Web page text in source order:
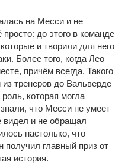
на Месси и не
до этого в команде
и творили для него
Более того, когда Лео
причём всегда. Такого
тренеров до Вальверде
которая могла
что Месси не умеет
видел и не обращал
настолько, что
получил главный приз от
история.